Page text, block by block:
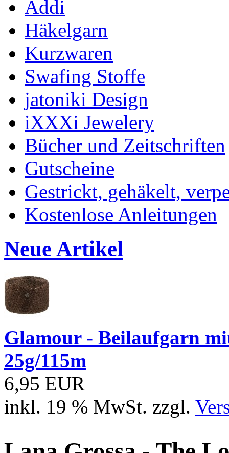
Addi
Häkelgarn
Kurzwaren
Swafing Stoffe
jatoniki Design
iXXXi Jewelery
Bücher und Zeitschriften
Gutscheine
Gestrickt, gehäkelt,
Kostenlose Anleitungen
Neue Artikel
Glamour - Beilaufgarn
25g/115m
6,95 EUR
inkl. 19 % MwSt. zzgl.